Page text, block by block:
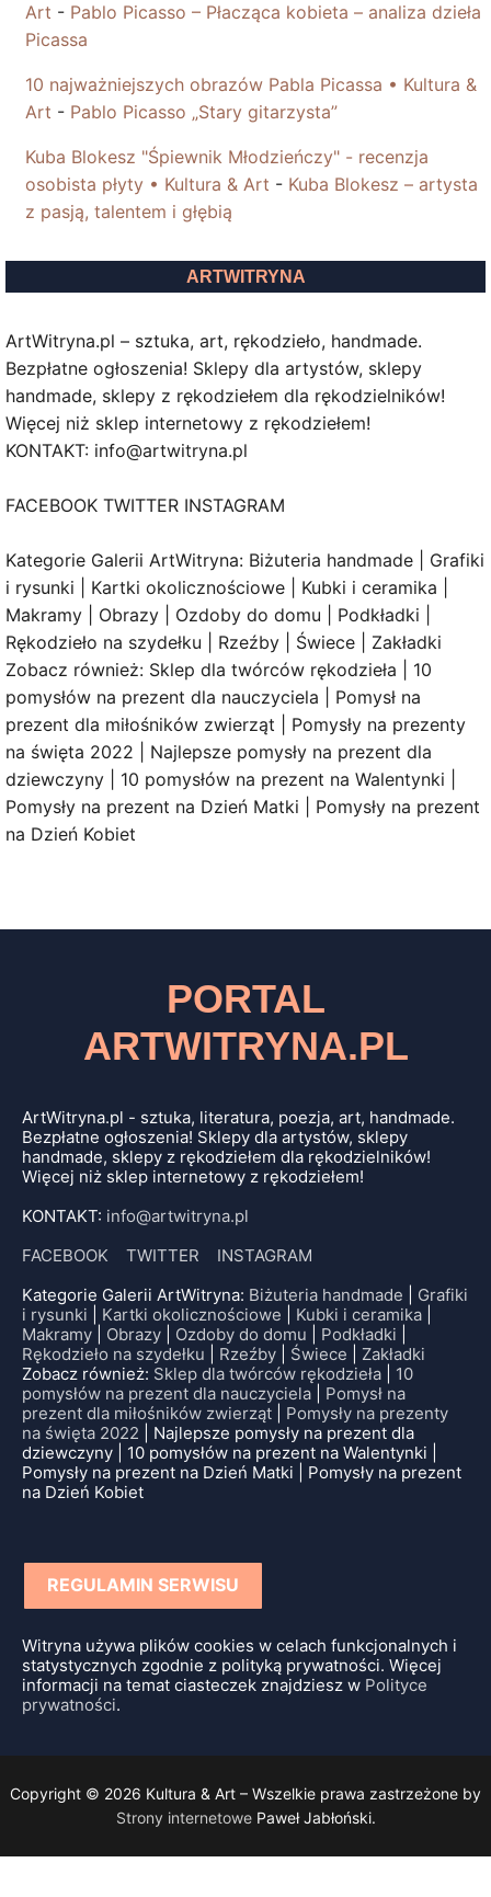
Art - Pablo Picasso – Płacząca kobieta – analiza dzieła
Picassa
10 najważniejszych obrazów Pabla Picassa • Kultura &
Art - Pablo Picasso „Stary gitarzysta”
Kuba Blokesz "Śpiewnik Młodzieńczy" - recenzja
osobista płyty • Kultura & Art - Kuba Blokesz – artysta
z pasją, talentem i głębią
ARTWITRYNA
ArtWitryna.pl – sztuka, art, rękodzieło, handmade.
Bezpłatne ogłoszenia! Sklepy dla artystów, sklepy
handmade, sklepy z rękodziełem dla rękodzielników!
Więcej niż sklep internetowy z rękodziełem!
KONTAKT: info@artwitryna.pl
FACEBOOK TWITTER INSTAGRAM
Kategorie Galerii ArtWitryna: Biżuteria handmade | Grafiki
i rysunki | Kartki okolicznościowe | Kubki i ceramika |
Makramy | Obrazy | Ozdoby do domu | Podkładki |
Rękodzieło na szydełku | Rzeźby | Świece | Zakładki
Zobacz również: Sklep dla twórców rękodzieła | 10
pomysłów na prezent dla nauczyciela | Pomysł na
prezent dla miłośników zwierząt | Pomysły na prezenty
na święta 2022 | Najlepsze pomysły na prezent dla
dziewczyny | 10 pomysłów na prezent na Walentynki |
Pomysły na prezent na Dzień Matki | Pomysły na prezent
na Dzień Kobiet
PORTAL
ARTWITRYNA.PL
ArtWitryna.pl - sztuka, literatura, poezja, art, handmade.
Bezpłatne ogłoszenia! Sklepy dla artystów, sklepy
handmade, sklepy z rękodziełem dla rękodzielników!
Więcej niż sklep internetowy z rękodziełem!
KONTAKT: info@artwitryna.pl
FACEBOOK
TWITTER
INSTAGRAM
Kategorie Galerii ArtWitryna: Biżuteria handmade
Grafiki
i rysunki
Kartki okolicznościowe Kubki i ceramika
Makramy
Obrazy Ozdoby do domu Podkładki
Rękodzieło na szydełku
Rzeźby Świece
Zakładki
Zobacz również: Sklep dla twórców rękodzieła
10
pomysłów na prezent dla nauczyciela
Pomysł na
prezent dla miłośników zwierząt
Pomysły na prezenty
na święta 2022 | Najlepsze pomysły na prezent dla
dziewczyny | 10 pomysłów na prezent na Walentynki |
Pomysły na prezent na Dzień Matki | Pomysły na prezent
na Dzień Kobiet
REGULAMIN SERWISU
Witryna używa plików cookies w celach funkcjonalnych i
statystycznych zgodnie z polityką prywatności. Więcej
informacji na temat ciasteczek znajdziesz w Polityce
prywatności.
Copyright © 2026 Kultura & Art – Wszelkie prawa zastrzeżone by
Strony internetowePaweł Jabłoński.